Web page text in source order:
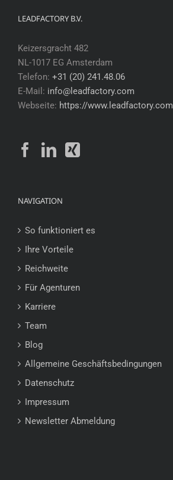
LEADFACTORY B.V.
Keizersgracht 482
NL-1017 EG Amsterdam
Telefon: +31 (20) 241.48.06
E-Mail: info@leadfactory.com
Webseite: https://www.leadfactory.com
NAVIGATION
So funktioniert es
Ihre Vorteile
Reichweite
Für Agenturen
Karriere
Team
Blog
Allgemeine Geschäftsbedingungen
Datenschutz
Impressum
Newsletter Abmeldung